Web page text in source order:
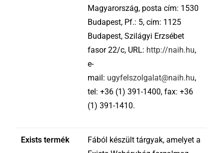
Magyarország, posta cím: 1530
Budapest, Pf.: 5, cím: 1125
Budapest, Szilágyi Erzsébet
fasor 22/c, URL: http://naih.hu,
e-
mail: ugyfelszolgalat@naih.hu,
tel: +36 (1) 391-1400, fax: +36
(1) 391-1410.
Exists termék
Fából készült tárgyak, amelyet a